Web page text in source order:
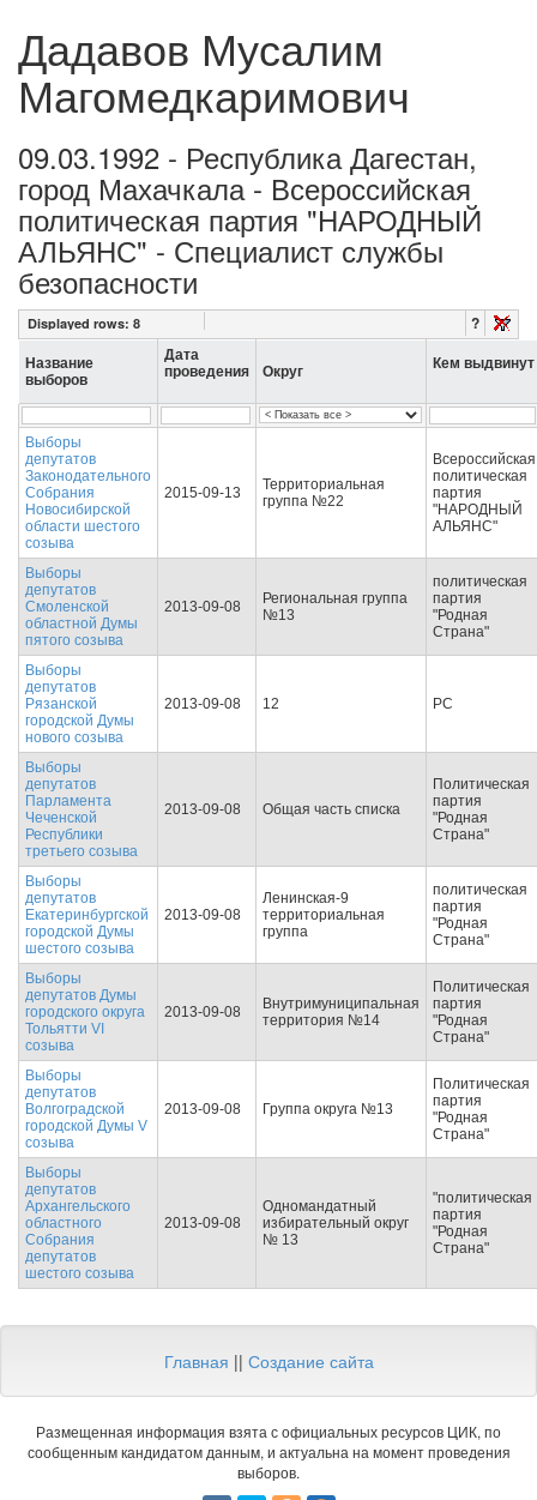
Дадавов Мусалим
Магомедкаримович
09.03.1992 - Республика Дагестан,
город Махачкала - Всероссийская
политическая партия "НАРОДНЫЙ
АЛЬЯНС" - Специалист службы
безопасности
Displayed rows: 8 ?
Название
выборов
Дата
проведения
Округ Кем выдвинут
Выборы
депутатов
Законодательного
Собрания
Новосибирской
области шестого
созыва
2015-09-13
Территориальная
группа №22
Всероссийская
политическая
партия
"НАРОДНЫЙ
АЛЬЯНС"
Выборы
депутатов
Смоленской
областной Думы
пятого созыва
2013-09-08
Региональная группа
№13
политическая
партия
"Родная
Страна"
Выборы
депутатов
Рязанской
городской Думы
нового созыва
2013-09-08 12 РС
Выборы
депутатов
Парламента
Чеченской
Республики
третьего созыва
2013-09-08 Общая часть списка
Политическая
партия
"Родная
Страна"
Выборы
депутатов
Екатеринбургской
городской Думы
шестого созыва
2013-09-08
Ленинская-9
территориальная
группа
политическая
партия
"Родная
Страна"
Выборы
депутатов Думы
городского округа
Тольятти VI
созыва
2013-09-08
Внутримуниципальная
территория №14
Политическая
партия
"Родная
Страна"
Выборы
депутатов
Волгоградской
городской Думы V
созыва
2013-09-08 Группа округа №13
Политическая
партия
"Родная
Страна"
Выборы
депутатов
Архангельского
областного
Собрания
депутатов
шестого созыва
2013-09-08
Одномандатный
избирательный округ
№ 13
"политическая
партия
"Родная
Страна"
Главная || Создание сайта
Размещенная информация взята с официальных ресурсов ЦИК, по
сообщенным кандидатом данным, и актуальна на момент проведения
выборов.